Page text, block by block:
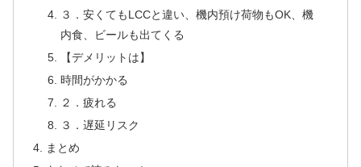
３．安くてもLCCと違い、機内預け荷物もOK、機
内食、ビールも出てくる
【デメリットは】
時間がかかる
２．疲れる
３．遅延リスク
まとめ